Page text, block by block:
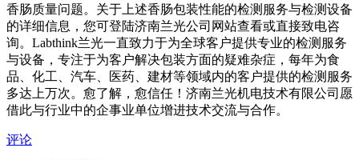
香肠质量问题。关于上述香肠包装性能的检测服务与检测设备
的详细信息，您可登陆济南兰光公司网站查看或直接致电咨
询。Labthink兰光一直致力于为全球客户提供专业的检测服务
与设备，专注于为客户解决包装方面的疑难杂症，每年为食
品、化工、汽车、医药、建材等领域内的客户提供的检测服务
多达上万次。愈了解，愈信任！济南兰光机电技术有限公司愿
借此与行业中的企事业单位增进技术交流与合作。
评论